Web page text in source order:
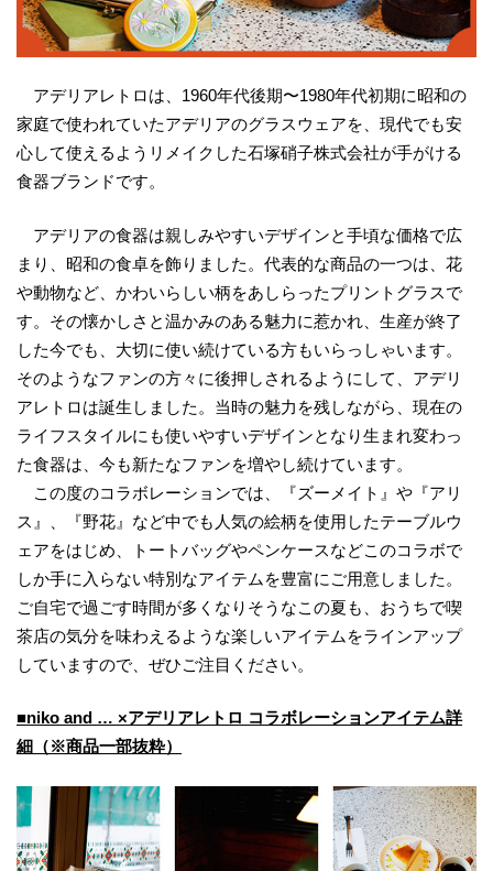
アデリアレトロは、1960年代後期〜1980年代初期に昭和の
家庭で使われていたアデリアのグラスウェアを、現代でも安
心して使えるようリメイクした石塚硝子株式会社が手がける
食器ブランドです。
アデリアの食器は親しみやすいデザインと手頃な価格で広
まり、昭和の食卓を飾りました。代表的な商品の一つは、花
や動物など、かわいらしい柄をあしらったプリントグラスで
す。その懐かしさと温かみのある魅力に惹かれ、生産が終了
した今でも、大切に使い続けている方もいらっしゃいます。
そのようなファンの方々に後押しされるようにして、アデリ
アレトロは誕生しました。当時の魅力を残しながら、現在の
ライフスタイルにも使いやすいデザインとなり生まれ変わっ
た食器は、今も新たなファンを増やし続けています。
この度のコラボレーションでは、『ズーメイト』や『アリ
ス』、『野花』など中でも人気の絵柄を使用したテーブルウ
ェアをはじめ、トートバッグやペンケースなどこのコラボで
しか手に入らない特別なアイテムを豊富にご用意しました。
ご自宅で過ごす時間が多くなりそうなこの夏も、おうちで喫
茶店の気分を味わえるような楽しいアイテムをラインアップ
していますので、ぜひご注目ください。
■niko and … ×アデリアレトロ コラボレーションアイテム詳
細（※商品一部抜粋）